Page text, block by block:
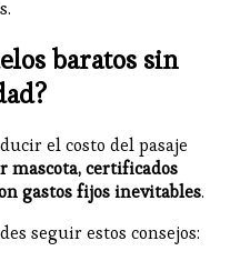
baratos sin
el costo del pasaje
mascota, certificados
gastos fijos inevitables.
seguir estos consejos: